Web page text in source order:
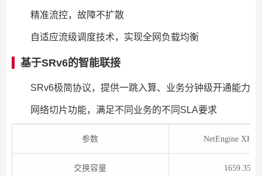
精准流控，故障不扩散
自适应流级调度技术，实现全网负载均衡
基于SRv6的智能联接
SRv6极简协议，提供一跳入算、业务分钟级开通能力
网络切片功能，满足不同业务的不同SLA要求
参数 NetEngine
交换容量 1659.35